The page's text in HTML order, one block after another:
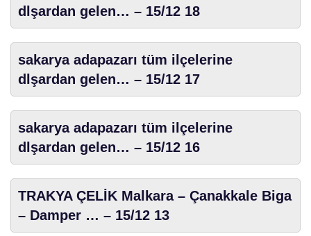
dlşardan gelen… – 15/12 18
sakarya adapazarı tüm ilçelerine
dlşardan gelen… – 15/12 17
sakarya adapazarı tüm ilçelerine
dlşardan gelen… – 15/12 16
TRAKYA ÇELİK Malkara – Çanakkale Biga
– Damper … – 15/12 13